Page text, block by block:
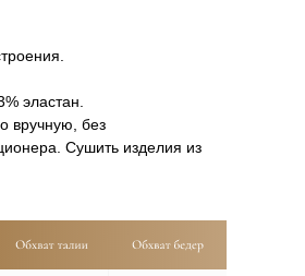
эластан.
вручную, без
Сушить изделия из